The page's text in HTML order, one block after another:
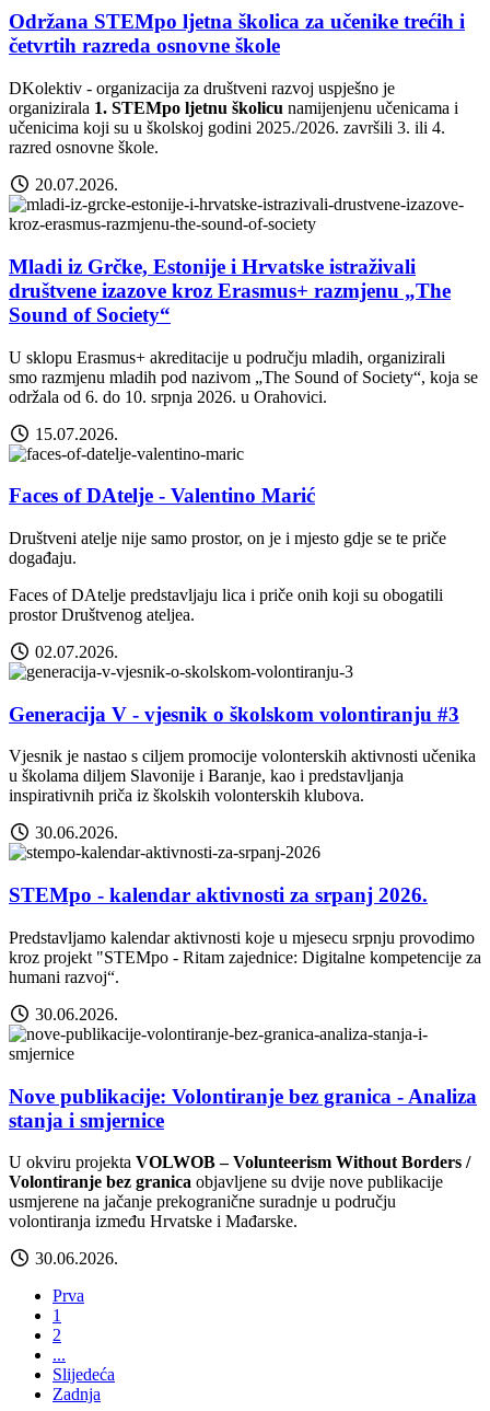
Održana STEMpo ljetna školica za učenike trećih i
četvrtih razreda osnovne škole
DKolektiv - organizacija za društveni razvoj uspješno je
organizirala 1. STEMpo ljetnu školicu namijenjenu učenicama i
učenicima koji su u školskoj godini 2025./2026. završili 3. ili 4.
razred osnovne škole.
20.07.2026.
Mladi iz Grčke, Estonije i Hrvatske istraživali
društvene izazove kroz Erasmus+ razmjenu „The
Sound of Society“
U sklopu Erasmus+ akreditacije u području mladih, organizirali
smo razmjenu mladih pod nazivom „The Sound of Society“, koja se
održala od 6. do 10. srpnja 2026. u Orahovici.
15.07.2026.
Faces of DAtelje - Valentino Marić
Društveni atelje nije samo prostor, on je i mjesto gdje se te priče
događaju.
Faces of DAtelje predstavljaju lica i priče onih koji su obogatili
prostor Društvenog ateljea.
02.07.2026.
Generacija V - vjesnik o školskom volontiranju #3
Vjesnik je nastao s ciljem promocije volonterskih aktivnosti učenika
u školama diljem Slavonije i Baranje, kao i predstavljanja
inspirativnih priča iz školskih volonterskih klubova.
30.06.2026.
STEMpo - kalendar aktivnosti za srpanj 2026.
Predstavljamo kalendar aktivnosti koje u mjesecu srpnju provodimo
kroz projekt "STEMpo - Ritam zajednice: Digitalne kompetencije za
humani razvoj“.
30.06.2026.
Nove publikacije: Volontiranje bez granica - Analiza
stanja i smjernice
U okviru projekta VOLWOB – Volunteerism Without Borders /
Volontiranje bez granica objavljene su dvije nove publikacije
usmjerene na jačanje prekogranične suradnje u području
volontiranja između Hrvatske i Mađarske.
30.06.2026.
Prva
1
2
...
Slijedeća
Zadnja